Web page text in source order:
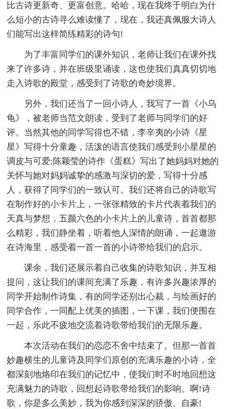
比古诗更新奇、更富创意。哈哈，现在我终于明白为什
么短小的古诗寻么难读懂了，现在，我还真佩服大诗人
们能写出这样简练精彩的诗句!
为了丰富同学们的课外知识，老师让我们在课外找
来了许多诗，并在班级里诵读，这也使我们真真切切地
走入诗歌的殿堂，感受到了诗歌的奇妙境界。
另外，我们还当了一回小诗人，我写了一首《小乌
龟》，被老师当范文朗读，受到了老师与同学们的好
评。当然其他的同学写得也不错，李辛夷的小诗《星
星》写得十分童趣，活泼的语言使我们感受到小星星的
调皮与可爱;陈颖莹的诗作《蛋糕》写出了她妈妈对她的
关怀与她对妈妈诚挚的感激与深切的爱，写得十分感
人，获得了同学们的一致认可。我们还将自己的诗歌写
在制作好的小卡片上，一张张精致的卡片代表着我们的
天真与梦想，五颜六色的小卡片上的儿童诗，首首都那
么精彩，我们静坐着，听着他人深情的朗诵，一起遨游
在诗海里，感受着一首一首的小诗带给我们的启示。
课余，我们还展示着自己收集的诗歌知识，并互相
提问，这让我们的课间充满了乐趣，有许多兴趣浓厚的
同学开始制作诗集，有的同学还别出心裁，与绘画好的
同学合作，一同配上优美的插图，一下课，我们便围在
一起，乐此不疲地交流着诗歌带给我们的无限乐趣。
本次活动在我们的恋恋不舍中结束了。但那一首首
妙趣横生的儿童诗及同学们原创的充满乐趣的小诗，全
都深刻地烙印在我们的记忆中，使我们时不时地回想这
充满魅力的诗歌，回想起诗歌带给我们的影响。啊!诗
歌，你是多么美妙，我为你感到深深的骄傲、自豪!